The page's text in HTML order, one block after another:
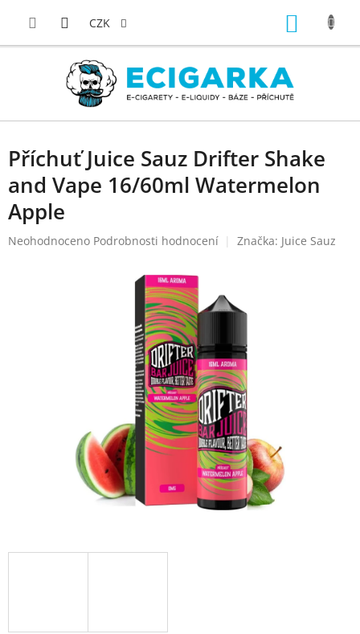
CZK
Příchuť Juice Sauz Drifter Shake
and Vape 16/60ml Watermelon
Apple
Průměrné
Neohodnoceno Podrobnosti hodnocení Značka: Juice Sauz